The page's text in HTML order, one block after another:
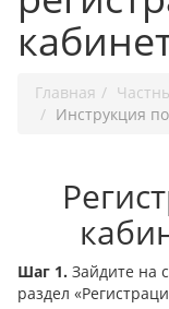
Главная
Инструкция
Шаг 1. Зайдите на
раздел